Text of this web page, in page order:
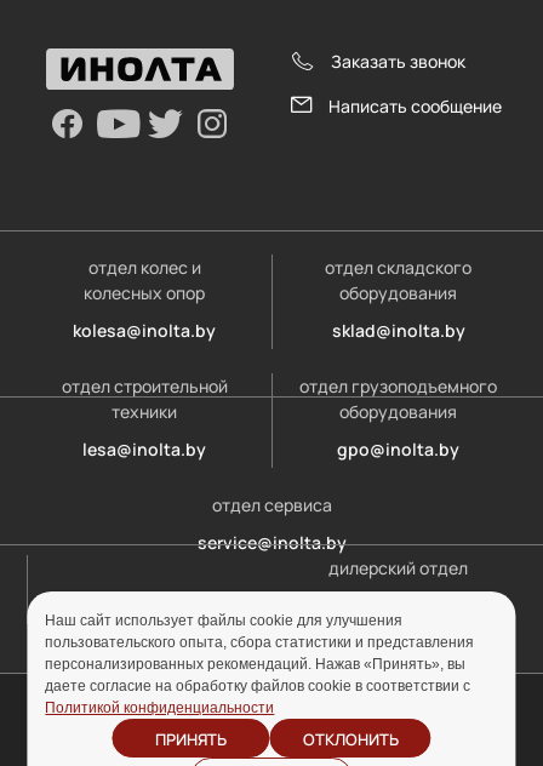
Заказать звонок
Написать сообщение
отдел колес и
колесных опор
kolesa@inolta.by
отдел складского
оборудования
sklad@inolta.by
отдел строительной
техники
lesa@inolta.by
отдел грузоподъемного
оборудования
gpo@inolta.by
отдел сервиса
service@inolta.by
дилерский отдел
© ООО «Инолта» 2010-2026 г. УНП 691302759
Отзыв согласия на
Наш сайт использует файлы cookie для улучшения
пользовательского опыта, сбора статистики и представления
персонализированных рекомендаций. Нажав «Принять», вы
даете согласие на обработку файлов cookie в соответствии с
Политикой конфиденциальности
ПРИНЯТЬ ОТКЛОНИТЬ